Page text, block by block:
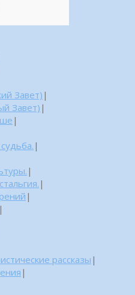
Завет) |
Завет) |
|
|
|
|
|
|
рассказы |
|